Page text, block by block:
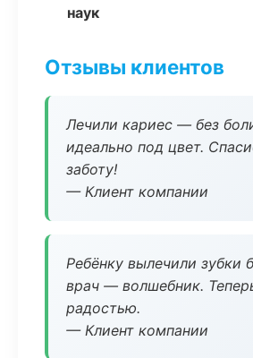
наук
Отзывы клиентов
Лечили кариес — без
идеально под цвет.
заботу!
— Клиент компании
Ребёнку вылечили зубки
врач — волшебник.
радостью.
— Клиент компании